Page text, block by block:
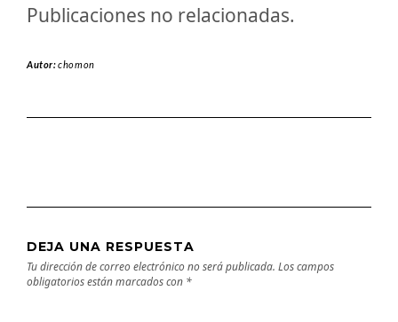
Publicaciones no relacionadas.
Autor:chomon
DEJA UNA RESPUESTA
Tu dirección de correo electrónico no será publicada. Los campos
obligatorios están marcados con *